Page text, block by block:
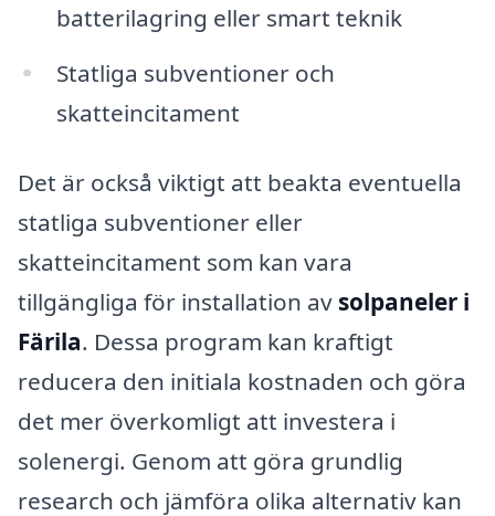
batterilagring eller smart teknik
Statliga subventioner och
skatteincitament
Det är också viktigt att beakta eventuella
statliga subventioner eller
skatteincitament som kan vara
tillgängliga för installation av solpaneler i
Färila. Dessa program kan kraftigt
reducera den initiala kostnaden och göra
det mer överkomligt att investera i
solenergi. Genom att göra grundlig
research och jämföra olika alternativ kan